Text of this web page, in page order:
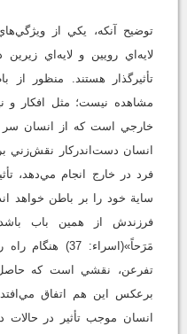
توضيح آنكه، يكي از
لايه‌اي رويين و لايه‌اي زيرين
تأثيرگذار هستند. منظور
مشاهده نيست؛ مثل افكار و
خارجي است كه از انسان سر
انسان دست‌اندركار نقش‌زني
فرد در خارج انجام مي‌دهد،
ساية خود را بر باطن خواهد
فرزندش از همين باب
مَرَحاً»(اسراء:
تفرعن، نقشي است كه
برعكس اين هم اتفاق
انسان موجب تأثير در حالات